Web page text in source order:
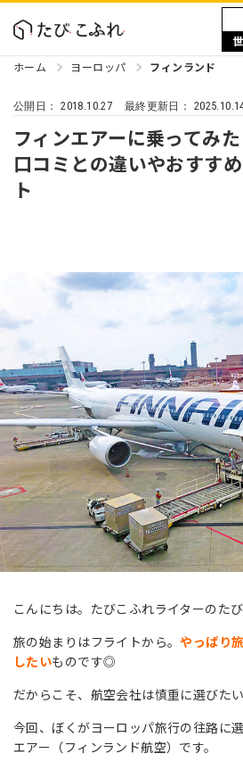
ホーム ヨーロッパ フィンランド
公開日：2018.10.27 最終更新日：
フィンエアーに乗ってみ
口コミとの違いやおすす
ト
こんにちは。たびこふれライターのたび
旅の始まりはフライトから。やっぱり
したいものです◎
だからこそ、航空会社は慎重に選びたい
今回、ぼくがヨーロッパ旅行の往路に
エアー（フィンランド航空）です。